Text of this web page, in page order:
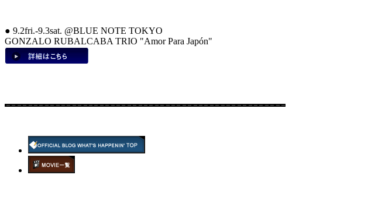
● 9.2fri.-9.3sat. @BLUE NOTE TOKYO
GONZALO RUBALCABA TRIO "Amor Para Japón"